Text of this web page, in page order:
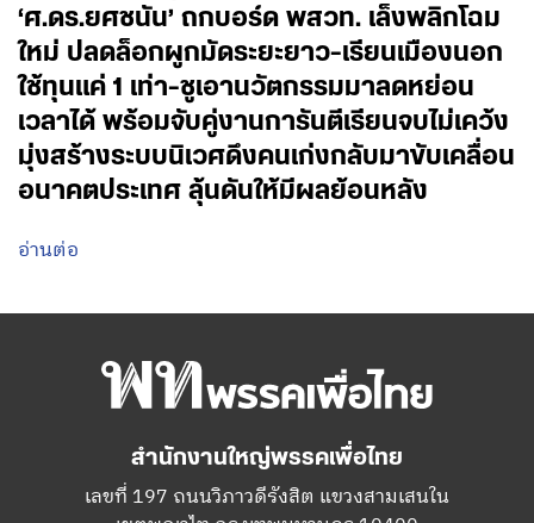
‘ศ.ดร.ยศชนัน’ ถกบอร์ด พสวท. เล็งพลิกโฉม
ใหม่ ปลดล็อกผูกมัดระยะยาว-เรียนเมืองนอก
ใช้ทุนแค่ 1 เท่า-ชูเอานวัตกรรมมาลดหย่อน
เวลาได้ พร้อมจับคู่งานการันตีเรียนจบไม่เคว้ง
มุ่งสร้างระบบนิเวศดึงคนเก่งกลับมาขับเคลื่อน
อนาคตประเทศ ลุ้นดันให้มีผลย้อนหลัง
อ่านต่อ
สำนักงานใหญ่พรรคเพื่อไทย
เลขที่ 197 ถนนวิภาวดีรังสิต แขวงสามเสนใน